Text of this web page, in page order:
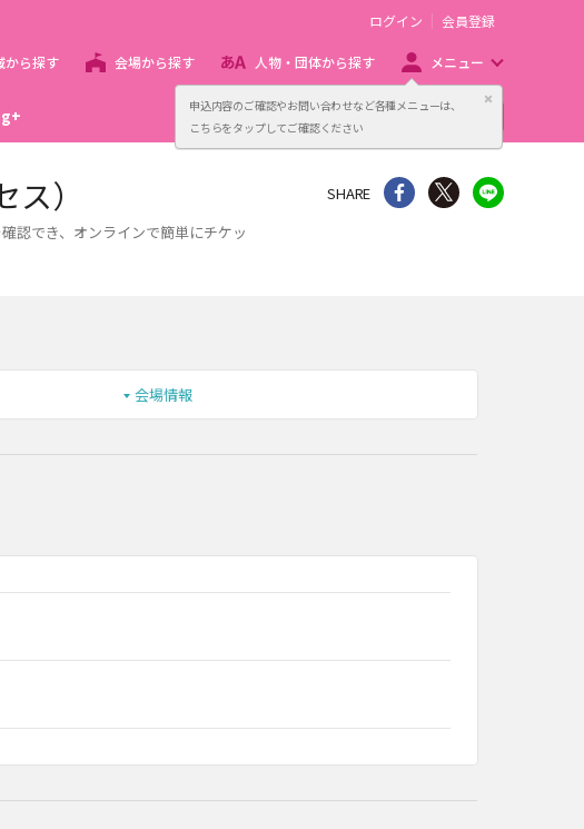
申込内容のご確認やお問い合わせなど各種メニューは、
こちらをタップしてご確認ください
閉じる
ログイン 会員登録
から探す 会場から探す 人物・団体から探す メニュー
主催者向け販売サービス
）
認でき、オンラインで簡単にチケッ
SHARE シェア Twitter
会場情報